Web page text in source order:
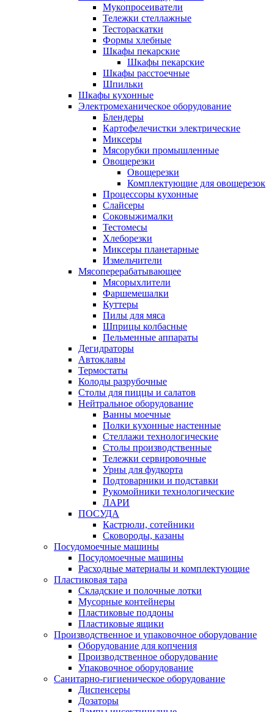
Мукопросеиватели
Тележки стеллажные
Тестораскатки
Формы хлебные
Шкафы пекарские
Шкафы пекарские
Шкафы расстоечные
Шпильки
Шкафы кухонные
Электромеханическое оборудование
Блендеры
Картофелечистки электрические
Миксеры
Мясорубки промышленные
Овощерезки
Овощерезки
Комплектующие для овощерезок
Процессоры кухонные
Слайсеры
Соковыжималки
Тестомесы
Хлеборезки
Миксеры планетарные
Измельчители
Мясоперерабатывающее
Мясорыхлители
Фаршемешалки
Куттеры
Пилы для мяса
Шприцы колбасные
Пельменные аппараты
Дегидраторы
Автоклавы
Термостаты
Колоды разрубочные
Столы для пиццы и салатов
Нейтральное оборудование
Ванны моечные
Полки кухонные настенные
Стеллажи технологические
Столы производственные
Тележки сервировочные
Урны для фудкорта
Подтоварники и подставки
Рукомойники технологические
ЛАРИ
ПОСУДА
Кастрюли, сотейники
Сковороды, казаны
Посудомоечные машины
Посудомоечные машины
Расходные материалы и комплектующие
Пластиковая тара
Складские и полочные лотки
Мусорные контейнеры
Пластиковые поддоны
Пластиковые ящики
Производственное и упаковочное оборудование
Оборудование для копчения
Производственное оборудование
Упаковочное оборудование
Санитарно-гигиеническое оборудование
Диспенсеры
Дозаторы